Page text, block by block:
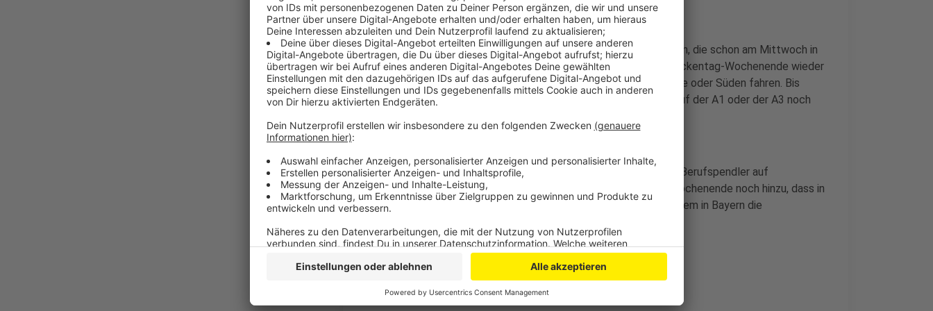
Es sind mal wieder Nerven gefragt bei den bergischen Autofahrern, die schon am Mittwoch in
den Kurzurlaub starten wollen. Viele Kurzurlauber werden das Brückentag-Wochenende wieder
nutzen wollen und über die Autobahnen besonders Richtung Küste oder Süden fahren. Bis
etwa 18 Uhr wird es am Mittwoch im Großraum Köln besonders auf der A1 oder der A3 noch
Auch am Freitag könnte es stärkere Behinderungen geben, wenn Berufspendler auf
Tagesausflügler treffen. Im Rückreiseverkehr kommt dann am Wochenende noch hinzu, dass in
Berlin und Brandenburg die Sommerferien starten und unter anderem in Bayern die
Anzeige